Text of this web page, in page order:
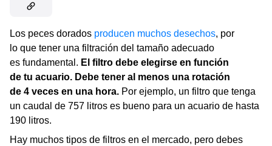
Los peces dorados producen muchos desechos, por
lo que tener una filtración del tamaño adecuado
es fundamental. El filtro debe elegirse en función
de tu acuario. Debe tener al menos una rotación
de 4 veces en una hora. Por ejemplo, un filtro que tenga
un caudal de 757 litros es bueno para un acuario de hasta
190 litros.
Hay muchos tipos de filtros en el mercado, pero debes